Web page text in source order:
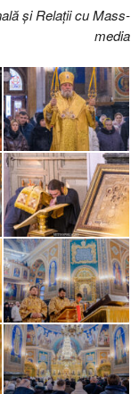
și Relații cu Mass-
media